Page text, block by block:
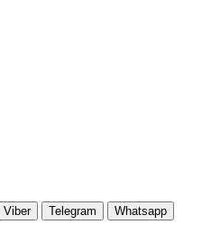
Viber Telegram Whatsapp